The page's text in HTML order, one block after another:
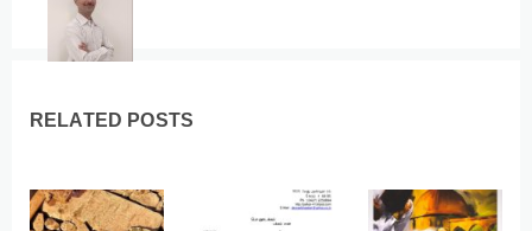
RELATED POSTS